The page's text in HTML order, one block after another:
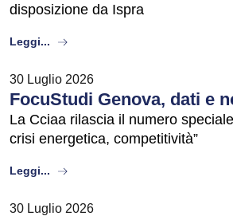
disposizione da Ispra
Leggi... about
30 Luglio 2026
FocuStudi Genova, dati e
La Cciaa rilascia il numero
crisi energetica, competitività”
Leggi... about
30 Luglio 2026